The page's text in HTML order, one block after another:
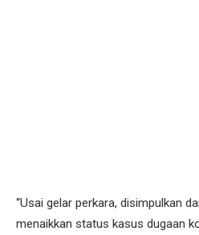
“Usai gelar perkara, disimpulkan
menaikkan status kasus dugaan